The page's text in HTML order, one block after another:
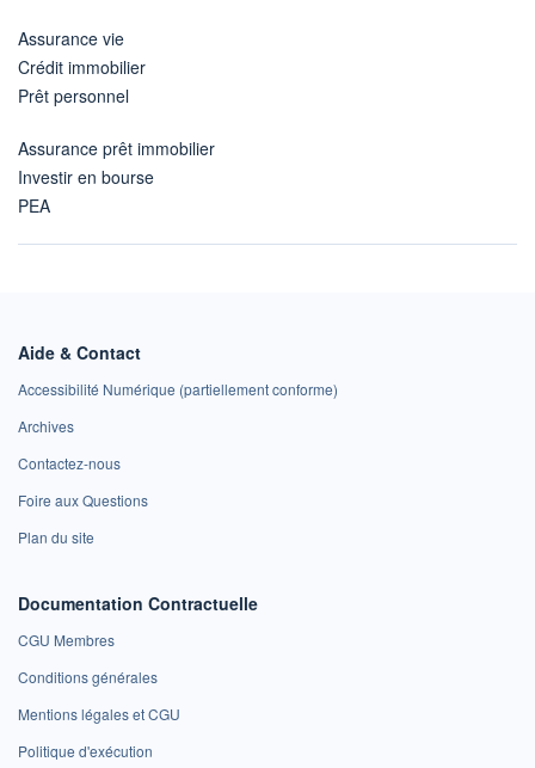
Assurance vie
Crédit immobilier
Prêt personnel
Assurance prêt immobilier
Investir en bourse
PEA
Aide & Contact
Accessibilité Numérique (partiellement conforme)
Archives
Contactez-nous
Foire aux Questions
Plan du site
Documentation Contractuelle
CGU Membres
Conditions générales
Mentions légales et CGU
Politique d'exécution